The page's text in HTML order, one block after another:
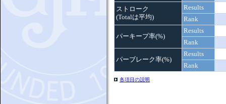
ストローク
(Totalは平均)
Results
Rank
パーキープ率(%)
Results
Rank
パーブレーク率(%)
Results
Rank
各項目の説明